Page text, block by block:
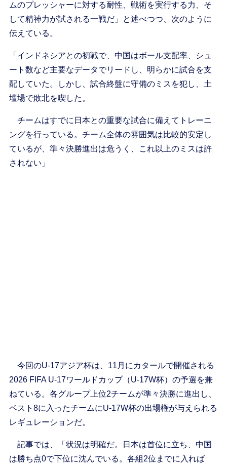
ムのプレッシャーに対する耐性、戦術を実行する力、そ
して精神力が試される一戦だ」と述べつつ、次のように
伝えている。
「インドネシアとの初戦で、中国はボール支配率、シュ
ート数など主要なデータでリードし、明らかに試合を支
配していた。しかし、試合終盤に守備のミスを犯し、土
壇場で敗北を喫した。
チームはすでに日本との重要な試合に備えてトレーニ
ングを行っている。チーム全体の雰囲気は比較的安定し
ているが、準々決勝進出は危うく、これ以上のミスは許
されない」
今回のU-17アジア杯は、11月にカタールで開催される
2026 FIFA U-17ワールドカップ（U-17W杯）の予選を兼
ねている。各グループ上位2チームが準々決勝に進出し、
ベスト8に入ったチームにU-17W杯の出場権が与えられる
レギュレーションだ。
記事では、「状況は明確だ。日本は首位に立ち、中国
は勝ち点0で下位に沈んでいる。各組2位までに入れば